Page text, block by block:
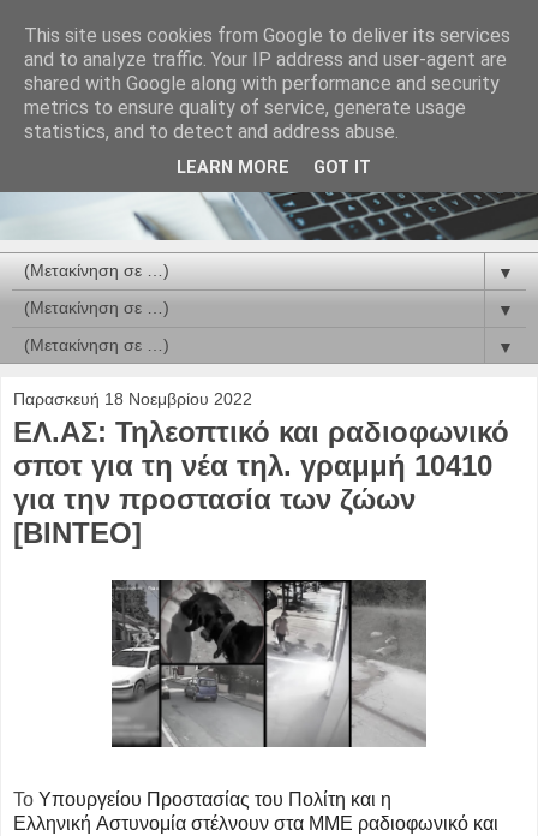
▼
▼
▼
Παρασκευή 18 Νοεμβρίου 2022
ΕΛ.ΑΣ: Τηλεοπτικό και ραδιοφωνικό
σποτ για τη νέα τηλ. γραμμή 10410
για την προστασία των ζώων
[ΒΙΝΤΕΟ]
Το Υπουργείου Προστασίας του Πολίτη και η
Ελληνική Αστυνομία στέλνουν στα ΜΜΕ ραδιοφωνικό και
This site uses cookies from Google to deliver its services
and to analyze traffic. Your IP address and user-agent are
shared with Google along with performance and security
metrics to ensure quality of service, generate usage
statistics, and to detect and address abuse.
LEARN MORE GOT IT